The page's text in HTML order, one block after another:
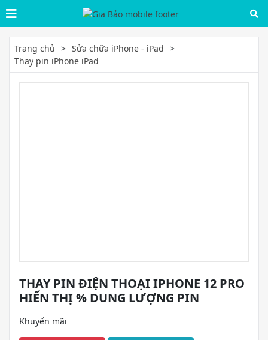
Trang chủ
Sửa chữa iPhone - iPad
Thay pin iPhone iPad
THAY PIN ĐIỆN THOẠI IPHONE 12 PRO
HIỂN THỊ % DUNG LƯỢNG PIN
Khuyến mãi